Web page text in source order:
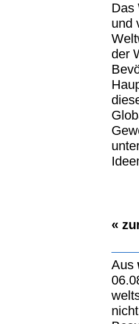
Das
und
der
«
Aus